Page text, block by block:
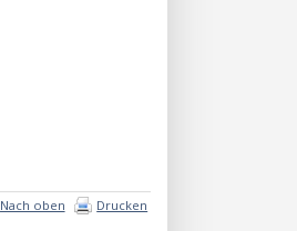
Nach oben Drucken